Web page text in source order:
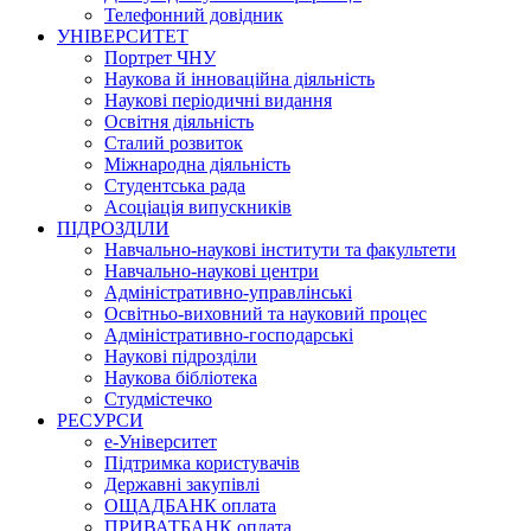
Телефонний довідник
УНІВЕРСИТЕТ
Портрет ЧНУ
Наукова й інноваційна діяльність
Наукові періодичні видання
Освітня діяльність
Сталий розвиток
Міжнародна діяльність
Студентська рада
Асоціація випускників
ПІДРОЗДІЛИ
Навчально-наукові інститути та факультети
Навчально-наукові центри
Адміністративно-управлінські
Освітньо-виховний та науковий процес
Адміністративно-господарські
Наукові підрозділи
Наукова бібліотека
Студмістечко
РЕСУРСИ
е-Університет
Підтримка користувачів
Державні закупівлі
ОЩАДБАНК оплата